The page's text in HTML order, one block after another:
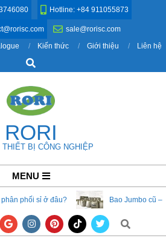
Hotline: +84 911055873
sale@rorisc.com
Kiến thức Giới thiệu
Liên hệ
Search
RORI
BỊ CÔNG NGHIỆP
MENU
phối sỉ ở đâu? Bao Jumbo cũ –
Search